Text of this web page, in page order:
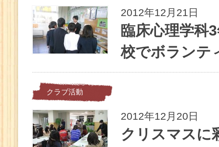
2012年12月21日
臨床心理学科
校でボランテ
クラブ活動
2012年12月20日
クリスマスに